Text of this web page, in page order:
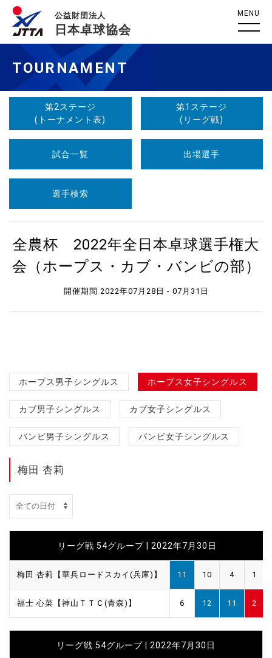
公益財団法人
日本卓球協会
MENU
TOURNAMENT
第2ステージ
(トーナメント表)
第1ステージ
(リーグ戦)
試合一覧 出場選手
選手検索
全農杯 2022年全日本卓球選手権大
会（ホープス・カブ・バンビの部）
開催期間 2022年07月28日 - 07月31日
ホープス男子シングルス ホープス女子シングルス
カブ男子シングルス カブ女子シングルス
バンビ男子シングルス バンビ女子シングルス
梅田 杏莉
リーグ戦 54グループ | 2022年7月30日
梅田 杏莉【華兵ロードスカイ(兵庫)】 11 10 4 1
福士 心菜【神山ＴＴＣ(青森)】 6 12 11 2
リーグ戦 54グループ | 2022年7月30日